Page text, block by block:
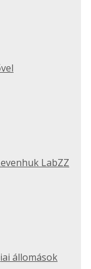
LabZZ
állomások